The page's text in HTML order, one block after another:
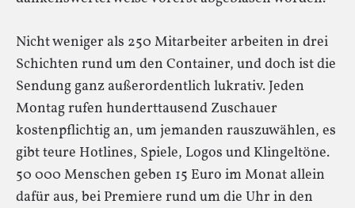
Nicht weniger als 250 Mitarbeiter arbeiten in drei
Schichten rund um den Container, und doch ist die
Sendung ganz außerordentlich lukrativ. Jeden
Montag rufen hunderttausend Zuschauer
kostenpflichtig an, um jemanden rauszuwählen, es
gibt teure Hotlines, Spiele, Logos und Klingeltöne.
50 000 Menschen geben 15 Euro im Monat allein
dafür aus, bei Premiere rund um die Uhr in den